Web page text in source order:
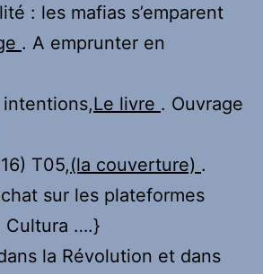
: les mafias s’emparent
. A emprunter en
intentions,Le livre . Ouvrage
T05,(la couverture) .
sur les plateformes
Cultura ….}
la Révolution et dans